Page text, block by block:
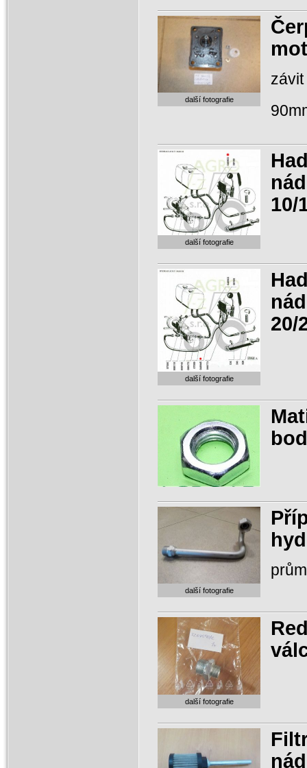
další fotografie
další fotografie
10/
další fotografie
20/
další fotografie
další fotografie